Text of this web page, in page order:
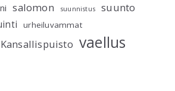
salomon suunnistus suunto
urheiluvammat
vaellus